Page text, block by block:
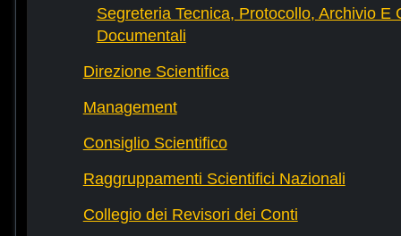
Segreteria Tecnica, Protocollo, Archivio E
Documentali
Direzione Scientifica
Management
Consiglio Scientifico
Raggruppamenti Scientifici Nazionali
Collegio dei Revisori dei Conti